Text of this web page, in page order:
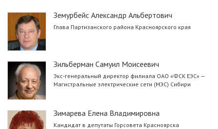
Земурбейс Александр Альбертович
Глава Партизанского района Красноярского края
Зильберман Самуил Моисеевич
Экс-генеральный директор филиала ОАО «ФСК ЕЭС» —
Магистральные электрические сети (МЭС) Сибири
Зимарева Елена Владимировна
Кандидат в депутаты Горсовета Красноярска